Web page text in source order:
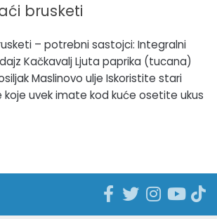
brusketi
– potrebni sastojci: Integralni
Kačkavalj Ljuta paprika (tucana)
Maslinovo ulje Iskoristite stari
koje uvek imate kod kuće osetite ukus